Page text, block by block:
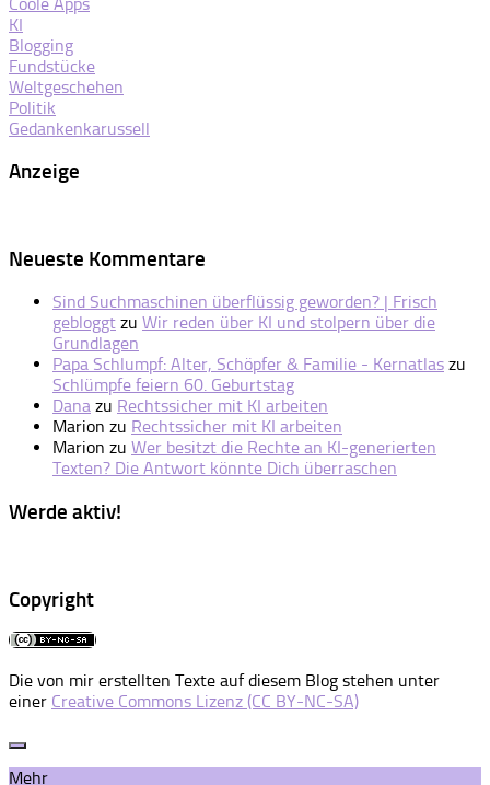
KI
Blogging
Fundstücke
Weltgeschehen
Politik
Gedankenkarussell
Anzeige
Neueste Kommentare
Sind Suchmaschinen überflüssig geworden? | Frisch
gebloggt zu Wir reden über KI und stolpern über die
Grundlagen
Papa Schlumpf: Alter, Schöpfer & Familie - Kernatlas zu
Schlümpfe feiern 60. Geburtstag
Dana zu Rechtssicher mit KI arbeiten
Marion zu Rechtssicher mit KI arbeiten
Marion zu Wer besitzt die Rechte an KI-generierten
Texten? Die Antwort könnte Dich überraschen
Werde aktiv!
Copyright
Die von mir erstellten Texte auf diesem Blog stehen unter
einer Creative Commons Lizenz (CC BY-NC-SA)
Mehr